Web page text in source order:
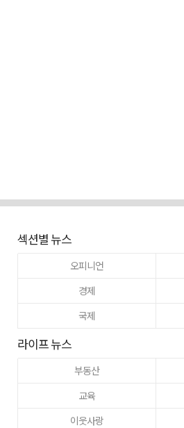
섹션별 뉴스
오피니언
경제
국제
라이프 뉴스
부동산
교육
이웃사랑